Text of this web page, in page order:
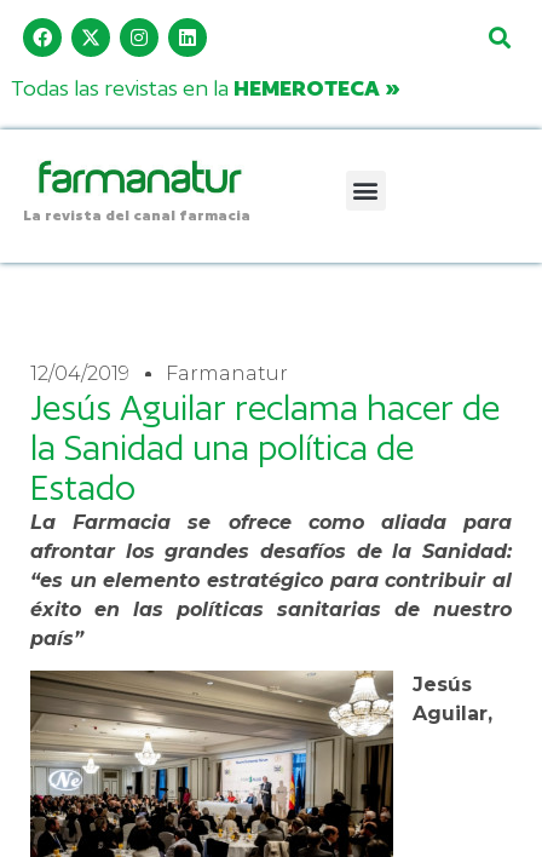
Todas las revistas en la HEMEROTECA »
La revista del canal farmacia
12/04/2019 Farmanatur
Jesús Aguilar reclama hacer de
la Sanidad una política de
Estado
La Farmacia se ofrece como aliada para
afrontar los grandes desafíos de la Sanidad:
“es un elemento estratégico para contribuir al
éxito en las políticas sanitarias de nuestro
país”
Jesús
Aguilar,